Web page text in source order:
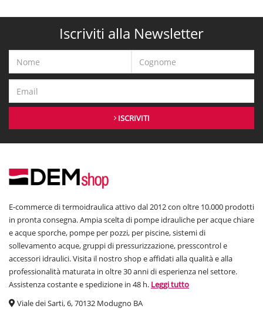
Iscriviti alla Newsletter
ISCRIVITI
E-commerce di termoidraulica attivo dal 2012 con oltre 10.000 prodotti
in pronta consegna. Ampia scelta di pompe idrauliche per acque chiare
e acque sporche, pompe per pozzi, per piscine, sistemi di
sollevamento acque, gruppi di pressurizzazione, presscontrol e
accessori idraulici. Visita il nostro shop e affidati alla qualità e alla
professionalità maturata in oltre 30 anni di esperienza nel settore.
Assistenza costante e spedizione in 48 h. Leggi tutto
Viale dei Sarti, 6, 70132 Modugno BA